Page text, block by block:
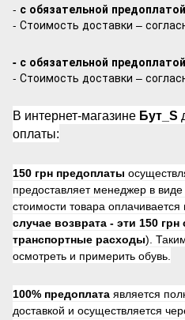
- с обязательной
- Стоимость доставки –
- с обязательной
- Стоимость доставки –
В интернет-магазине Бут_S
оплаты:
150 грн предоплаты
предоставляет менеджер в
стоимости товара
случае возврата - эти 150
транспортные расходы).
осмотреть и примерить обувь.
100% предоплата является
доставкой и осуществляется